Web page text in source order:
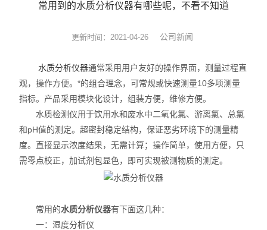
玻璃仪器
实验耗材
实验台
标准品
化工原料
常用到的水质分析仪器有哪些呢，不看不知道
更新时间：2021-04-26 公司新闻
水质分析仪器通常采用用户友好的操作界面，测量过程直
观，操作方便。*的组合理念，可常规或快速测量10多项测量
指标。产品采用模块化设计，组装方便，维修方便。
水质检测仪用于饮用水和废水中二氧化氯、游离氯、总氯
和pH值的测定。超密封稳定结构，保证恶劣环境下的测量精
度。直接显示浓度结果，无需计算；操作简单，使用方便，只
需零点校正，加试剂包显色，即可实现被测物质的测定。
常用的水质分析仪器有下面这几种：
一：湿度分析仪